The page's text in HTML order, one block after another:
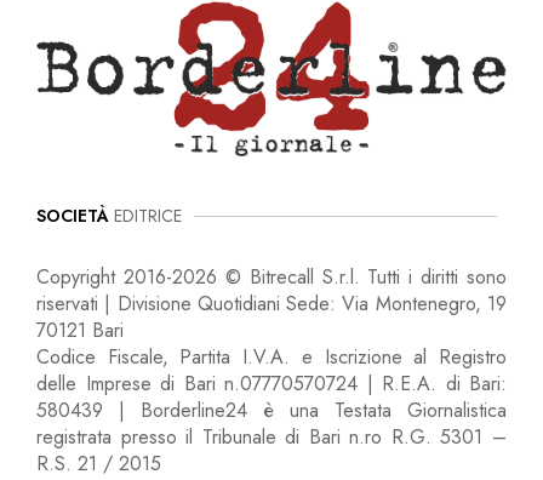
SOCIETÀ EDITRICE
Copyright 2016-2026 © Bitrecall S.r.l. Tutti i diritti sono
riservati | Divisione Quotidiani Sede: Via Montenegro, 19
70121 Bari
Codice Fiscale, Partita I.V.A. e Iscrizione al Registro
delle Imprese di Bari n.07770570724 | R.E.A. di Bari:
580439 | Borderline24 è una Testata Giornalistica
registrata presso il Tribunale di Bari n.ro R.G. 5301 –
R.S. 21 / 2015